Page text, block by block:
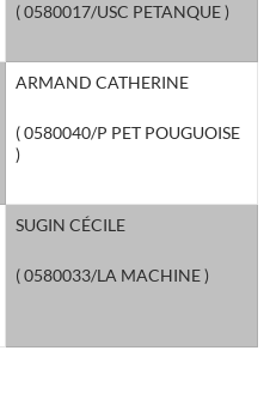
( 0580017/USC PETANQUE )
ARMAND CATHERINE
( 0580040/P PET POUGUOISE
)
SUGIN CÉCILE
( 0580033/LA MACHINE )